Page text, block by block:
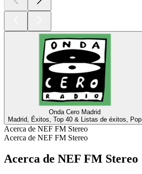
Onda Cero Madrid
Madrid, Éxitos, Top 40 & Listas de éxitos, Pop
Acerca de NEF FM Stereo
Acerca de NEF FM Stereo
Acerca de NEF FM Stereo